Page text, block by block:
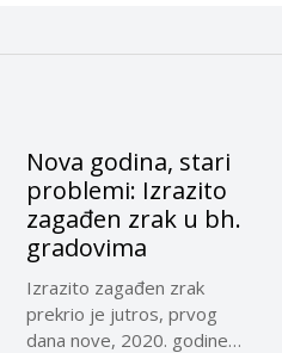
Nova godina, stari
problemi: Izrazito
zagađen zrak u bh.
gradovima
Izrazito zagađen zrak
prekrio je jutros, prvog
dana nove, 2020. godine